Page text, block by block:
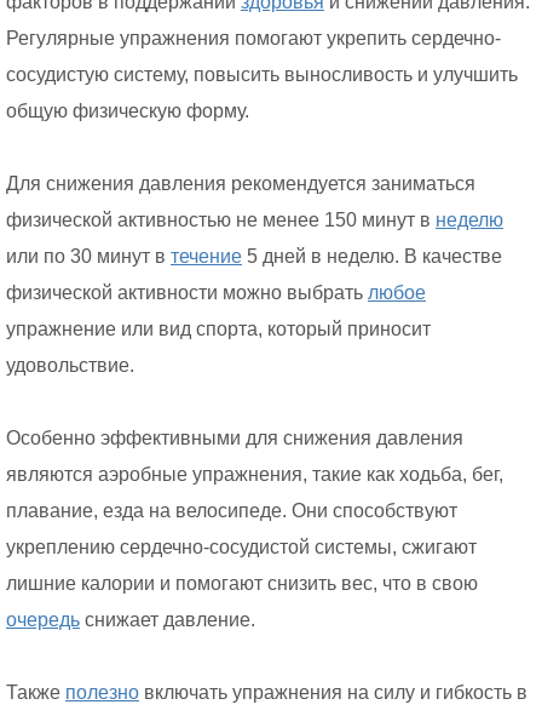
Регулярные упражнения помогают укрепить сердечно-
сосудистую систему, повысить выносливость и улучшить
общую физическую форму.
Для снижения давления рекомендуется заниматься
физической активностью не менее 150 минут в неделю
или по 30 минут в течение 5 дней в неделю. В качестве
физической активности можно выбрать любое
упражнение или вид спорта, который приносит
удовольствие.
Особенно эффективными для снижения давления
являются аэробные упражнения, такие как ходьба, бег,
плавание, езда на велосипеде. Они способствуют
укреплению сердечно-сосудистой системы, сжигают
лишние калории и помогают снизить вес, что в свою
очередь снижает давление.
Также полезно включать упражнения на силу и гибкость в